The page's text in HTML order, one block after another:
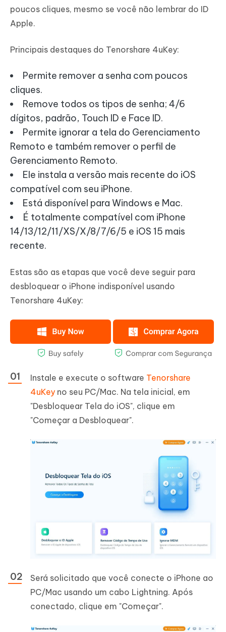
poucos cliques, mesmo se você não lembrar do ID
Apple.
Principais destaques do Tenorshare 4uKey:
Permite remover a senha com poucos
cliques.
Remove todos os tipos de senha; 4/6
dígitos, padrão, Touch ID e Face ID.
Permite ignorar a tela do Gerenciamento
Remoto e também remover o perfil de
Gerenciamento Remoto.
Ele instala a versão mais recente do iOS
compatível com seu iPhone.
Está disponível para Windows e Mac.
É totalmente compatível com iPhone
14/13/12/11/XS/X/8/7/6/5 e iOS 15 mais
recente.
Estas são as etapas que você deve seguir para
desbloquear o iPhone indisponível usando
Tenorshare 4uKey:
Instale e execute o software Tenorshare
4uKey no seu PC/Mac. Na tela inicial, em
"Desbloquear Tela do iOS", clique em
"Começar a Desbloquear".
Será solicitado que você conecte o iPhone ao
PC/Mac usando um cabo Lightning. Após
conectado, clique em "Começar".